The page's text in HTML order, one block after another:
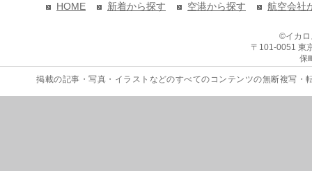
HOME 新着から探す 空港から探す 航空会社
©イカ
〒101-0051 東
保
掲載の記事・写真・イラストなどのすべてのコンテンツの無断複